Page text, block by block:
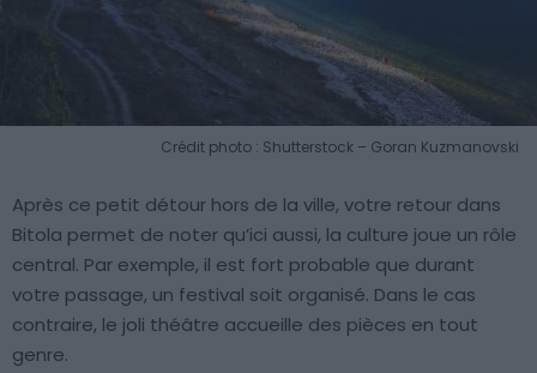
Crédit photo : Shutterstock – Goran Kuzmanovski
Après ce petit détour hors de la ville, votre retour dans
Bitola permet de noter qu’ici aussi, la culture joue un rôle
central. Par exemple, il est fort probable que durant
votre passage, un festival soit organisé. Dans le cas
contraire, le joli théâtre accueille des pièces en tout
genre.